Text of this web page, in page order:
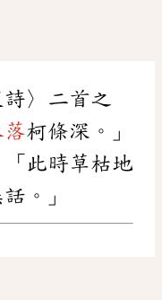
〉二首之
落柯條深。」
「此時草枯地
。」